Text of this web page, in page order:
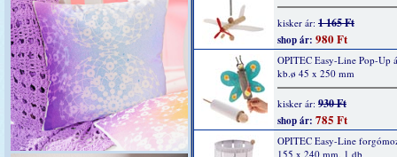
kisker ár: 1 165 Ft
shop ár: 980 Ft
OPITEC Easy-Line Pop-Up
kb.ø 45 x 250 mm
kisker ár: 930 Ft
shop ár: 785 Ft
OPITEC Easy-Line
155 x 240 mm, 1 db